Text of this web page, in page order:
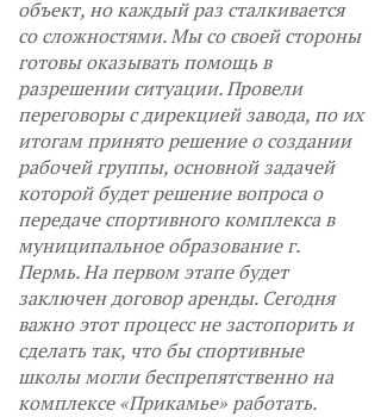
объект, но каждый раз сталкивается
со сложностями. Мы со своей стороны
готовы оказывать помощь в
разрешении ситуации. Провели
переговоры с дирекцией завода, по их
итогам принято решение о создании
рабочей группы, основной задачей
которой будет решение вопроса о
передаче спортивного комплекса в
муниципальное образование г.
Пермь. На первом этапе будет
заключен договор аренды. Сегодня
важно этот процесс не застопорить и
сделать так, что бы спортивные
школы могли беспрепятственно на
комплексе «Прикамье» работать.